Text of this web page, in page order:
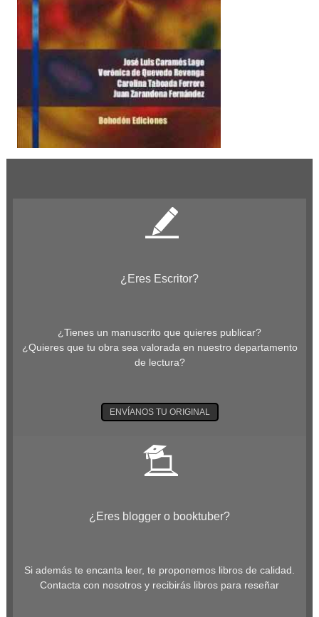
¿Eres Escritor?
¿Tienes un manuscrito que quieres publicar?
¿Quieres que tu obra sea valorada en nuestro departamento
de lectura?
ENVÍANOS TU ORIGINAL
¿Eres blogger o booktuber?
Si además te encanta leer, te proponemos libros de calidad.
Contacta con nosotros y recibirás libros para reseñar